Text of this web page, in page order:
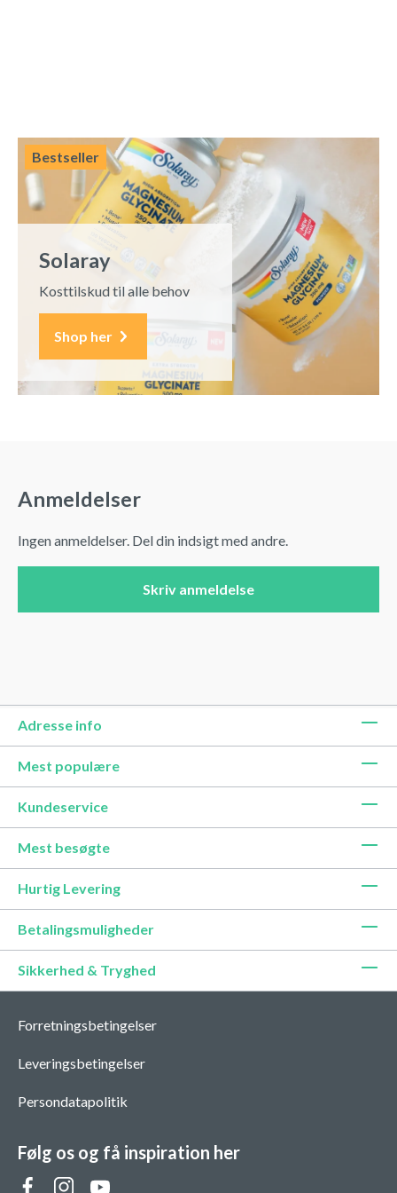
Bestseller
Solaray
Kosttilskud til alle behov
Shop her
Anmeldelser
Ingen anmeldelser. Del din indsigt med andre.
Skriv anmeldelse
Adresse info
Mest populære
Kundeservice
Mest besøgte
Hurtig Levering
Betalingsmuligheder
Sikkerhed & Tryghed
Forretningsbetingelser
Leveringsbetingelser
Persondatapolitik
Følg os og få inspiration her